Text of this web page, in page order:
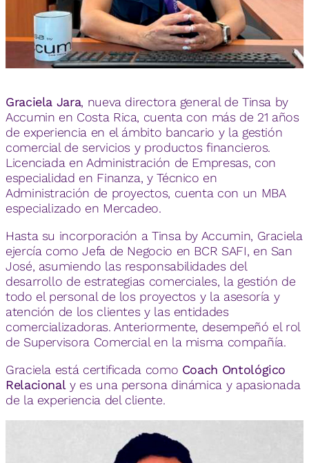
Graciela Jara, nueva directora general de Tinsa by
Accumin en Costa Rica, cuenta con más de 21 años
de experiencia en el ámbito bancario y la gestión
comercial de servicios y productos financieros.
Licenciada en Administración de Empresas, con
especialidad en Finanza, y Técnico en
Administración de proyectos, cuenta con un MBA
especializado en Mercadeo.
Hasta su incorporación a Tinsa by Accumin, Graciela
ejercía como Jefa de Negocio en BCR SAFI, en San
José, asumiendo las responsabilidades del
desarrollo de estrategias comerciales, la gestión de
todo el personal de los proyectos y la asesoría y
atención de los clientes y las entidades
comercializadoras. Anteriormente, desempeñó el rol
de Supervisora Comercial en la misma compañía.
Graciela está certificada como Coach Ontológico
Relacional y es una persona dinámica y apasionada
de la experiencia del cliente.